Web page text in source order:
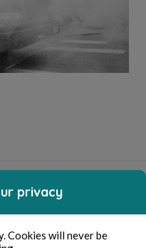
privacy
Cookies will never be